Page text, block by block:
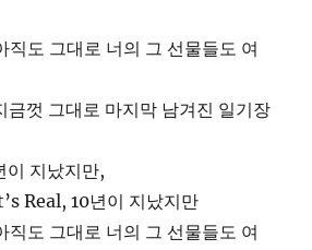
직도 그대로 너의 그 선물들도 여
금껏 그대로 마지막 남겨진 일기장
지났지만,
Real, 10년이 지났지만
직도 그대로 너의 그 선물들도 여